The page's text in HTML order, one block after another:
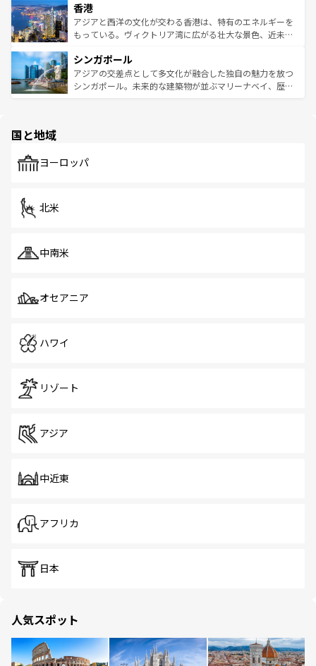
とつ。フォーやバインミー、ベトナムコーヒーなどは、ぜ
ひ現地で味わいたい。どの地域を訪れてもあたたかい人々
が旅行者を迎えてくれるので、きっと忘れられない旅にな
参照してほしい。
の活気が交差している。北部ではチェンマイなどの山岳地
帯で自然と触れ合い、南部ではプーケットやクラビの美し
いビーチでリゾート気分を楽しむことができる。タイ料理
激する。気候は一年中温暖で、どの季節にも異なる楽しみ
が待っている。親しみやすいタイの人々、仏教を中心とし
た文化、そして多様な観光資源が、訪れる旅人を魅了し続
香港
アジアと西洋の文化が交わる香港は、特有のエネルギーを
もっている。ヴィクトリア湾に広がる壮大な景色、近未来
み、どこを訪れても感動するはず。観光スポットが密集し
ており、効率よく見どころを回れるのも魅力。息をのむよ
うな絶景から文化的な体験まで、香港を存分に楽しみ尽く
シンガポール
アジアの交差点として多文化が融合した独自の魅力を放つ
シンガポール。未来的な建築物が並ぶマリーナベイ、歴史
で、ホーカーズは地元の風情を楽しめる外せないスポット
国と地域
ヨーロッパ
北米
中南米
オセアニア
ハワイ
リゾート
アジア
中近東
アフリカ
日本
人気スポット